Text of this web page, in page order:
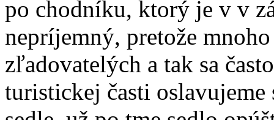
po chodníku, ktorý je v v
nepríjemný, pretože
zľadovatelých a tak sa
turistickej časti